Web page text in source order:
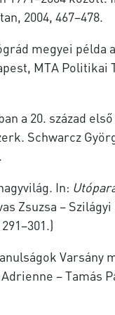
2004, 467–478.
megyei pél­da
MTA
a 20. század
Schwarcz
In:
Zsuzsa –
– Tamás